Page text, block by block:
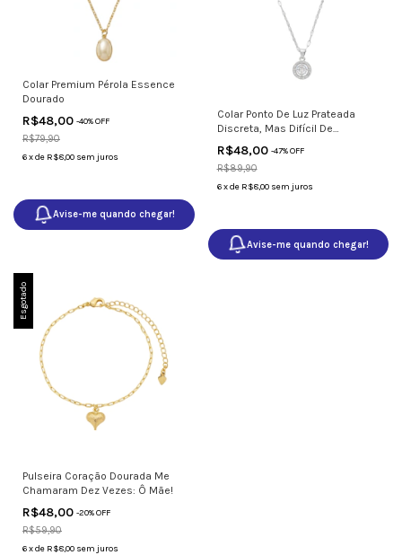
Colar Premium Pérola Essence
Dourado
R$48,00 -40% OFF
R$79,90
6xde R$8,00 sem juros
Avise-me quando chegar!
Colar Ponto De Luz Prateada
Discreta, Mas Difícil De
Esquecer
R$48,00 -47% OFF
R$89,90
6 xde R$8,00 sem juros
Avise-me quando chegar!
Esgotado
Pulseira Coração Dourada Me
Chamaram Dez Vezes: Ô Mãe!
R$48,00 -20% OFF
R$59,90
6xde R$8,00 sem juros